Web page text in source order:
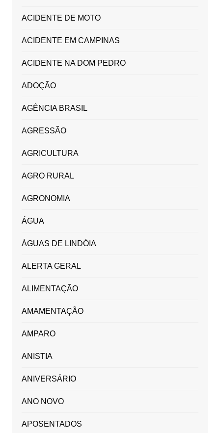
ACIDENTE DE MOTO
ACIDENTE EM CAMPINAS
ACIDENTE NA DOM PEDRO
ADOÇÃO
AGÊNCIA BRASIL
AGRESSÃO
AGRICULTURA
AGRO RURAL
AGRONOMIA
ÁGUA
ÁGUAS DE LINDÓIA
ALERTA GERAL
ALIMENTAÇÃO
AMAMENTAÇÃO
AMPARO
ANISTIA
ANIVERSÁRIO
ANO NOVO
APOSENTADOS